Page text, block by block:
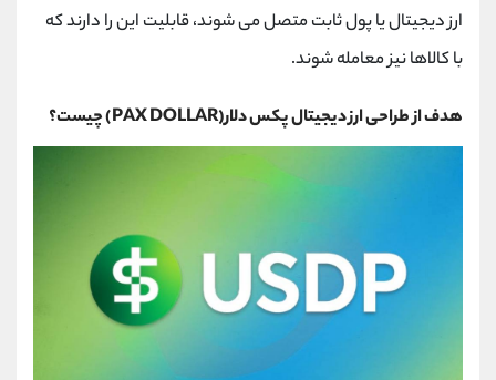
ارز دیجیتال یا پول ثابت متصل می شوند، قابلیت این را دارند که
با کالاها نیز معامله شوند.
هدف از طراحی ارز دیجیتال پکس دلار(PAX DOLLAR) چیست؟
@alirezamehrabi_com